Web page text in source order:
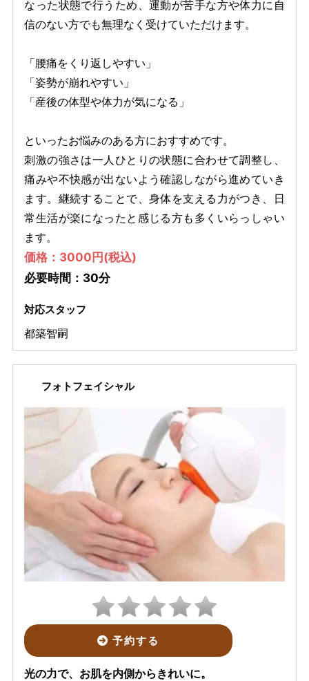
なった状態で行うため、運動が苦手な方や体力に自
信のない方でも無理なく受けていただけます。
「腰痛をくり返しやすい」
「姿勢が崩れやすい」
「産後の体型や体力が気になる」
といったお悩みのある方におすすめです。
刺激の強さは一人ひとりの状態に合わせて調整し、
痛みや不快感が出ないよう確認しながら進めていき
ます。継続することで、身体を支える力がつき、日
常生活が楽になったと感じる方も多くいらっしゃい
ます。
価格：3000円(税込)
必要時間：30分
対応スタッフ
都築智嗣
フォトフェイシャル
予約する
光の力で、お肌を内側からきれいに。